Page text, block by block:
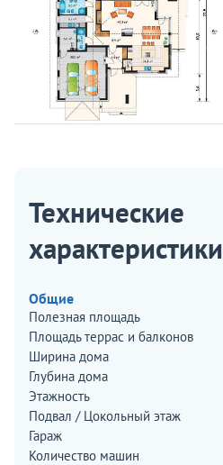
Технические
характеристики
Общие
Полезная площадь
Площадь террас и балконов
Ширина дома
Глубина дома
Этажность
Подвал / Цокольный этаж
Гараж
Количество машин